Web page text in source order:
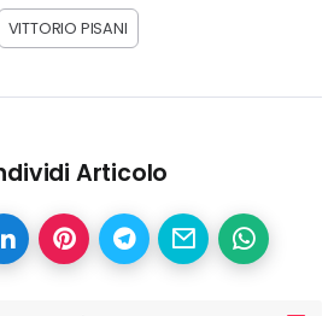
VITTORIO PISANI
Articolo